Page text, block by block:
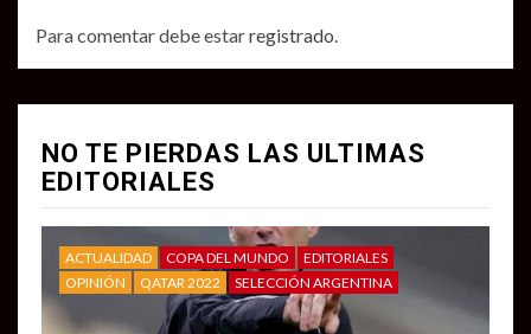
Para comentar debe estarregistrado.
NO TE PIERDAS LAS ULTIMAS
EDITORIALES
ACTUALIDAD COPA DEL MUNDO
EDITORIALES
OPINIÓN
QATAR 2022 SELECCIÓN ARGENTINA